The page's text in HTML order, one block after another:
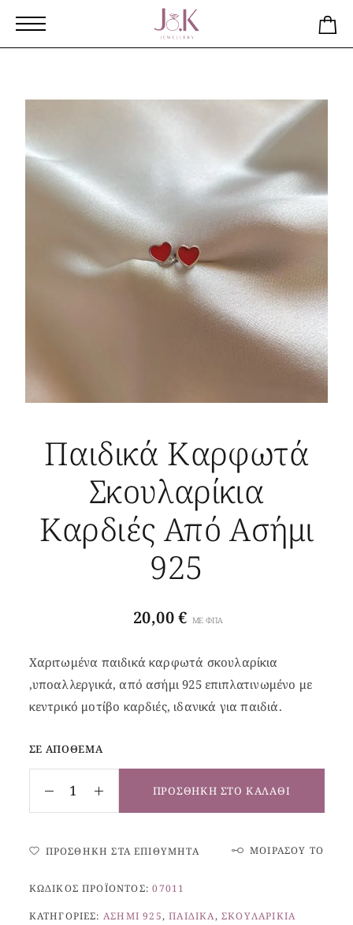
Παιδικά Καρφωτά
Σκουλαρίκια
Καρδιές Από Ασήμι
925
20,00€ ΜΕ ΦΠΑ
Χαριτωμένα παιδικά καρφωτά σκουλαρίκια
,υποαλλεργικά, από ασήμι 925 επιπλατινωμένο με
κεντρικό μοτίβο καρδιές, ιδανικά για παιδιά.
ΣΕ ΑΠΌΘΕΜΑ
ΠΡΟΣΘΉΚΗ ΣΤΟ ΚΑΛΆΘΙ
ΠΡΟΣΘΉΚΗ ΣΤΑ ΕΠΙΘΥΜΗΤΆ ΜΟΙΡΆΣΟΥ ΤΟ
ΚΩΔΙΚΌΣ ΠΡΟΪΌΝΤΟΣ:07011
ΚΑΤΗΓΟΡΊΕΣ: ΑΣΉΜΙ 925,ΠΑΙΔΙΚΆ, ΣΚΟΥΛΑΡΊΚΙΑ